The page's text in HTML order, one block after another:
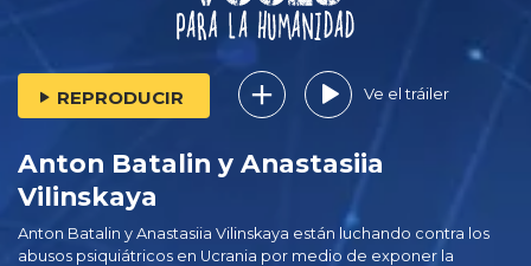
REPRODUCIR Ve el tráiler
Anton Batalin y Anastasiia
Vilinskaya
Anton Batalin y Anastasiia Vilinskaya están luchando contra los
abusos psiquiátricos en Ucrania por medio de exponer la